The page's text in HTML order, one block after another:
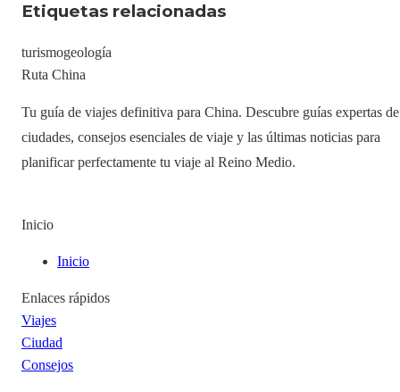
Etiquetas relacionadas
turismogeología
Ruta China
Tu guía de viajes definitiva para China. Descubre guías expertas de
ciudades, consejos esenciales de viaje y las últimas noticias para
planificar perfectamente tu viaje al Reino Medio.
Inicio
Inicio
Enlaces rápidos
Viajes
Ciudad
Consejos